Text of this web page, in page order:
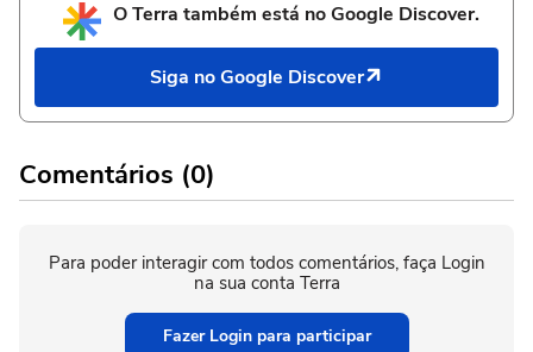
O Terra também está no Google Discover.
Siga no Google Discover
Comentários (0)
Para poder interagir com todos comentários, faça Login
na sua conta Terra
Fazer Login para participar